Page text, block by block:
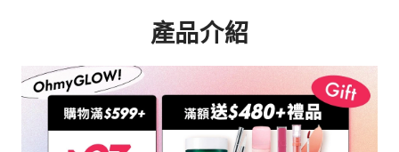
產品介紹